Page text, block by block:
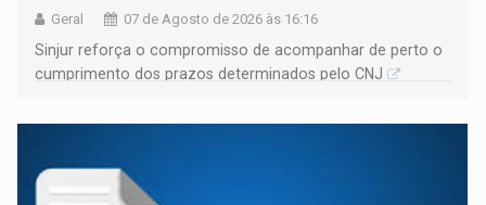
Geral 07 de Agosto de 2026 às 16:16
Sinjur reforça o compromisso de acompanhar de perto o
cumprimento dos prazos determinados pelo CNJ